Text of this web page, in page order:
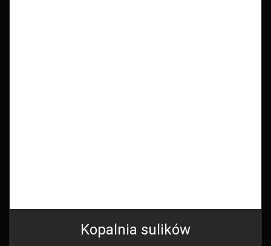
Kopalnia sulików